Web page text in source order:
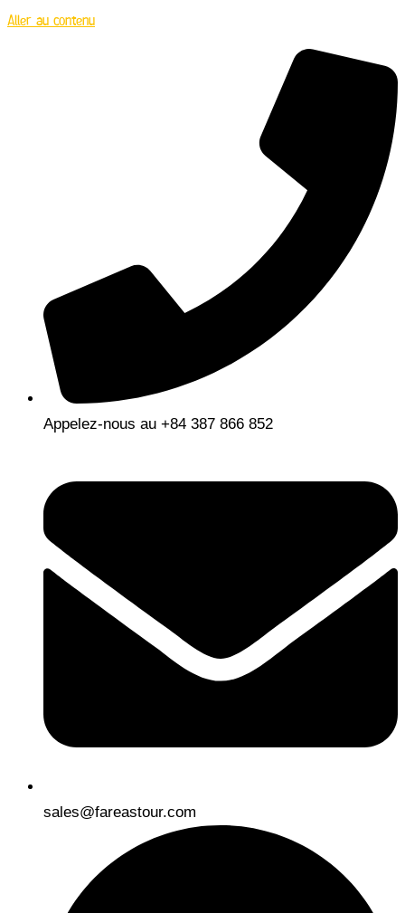
Aller au contenu
Appelez-nous au +84 387 866 852
sales@fareastour.com